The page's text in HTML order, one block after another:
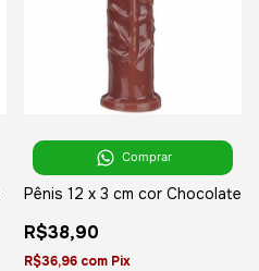
Comprar
Pênis 12 x 3 cm cor Chocolate
R$38,90
R$36,96 com Pix